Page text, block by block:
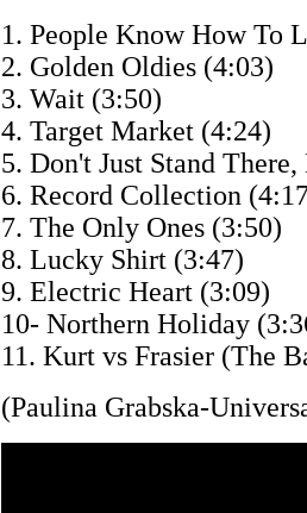
1. People Know How To
2. Golden Oldies (4:03)
3. Wait (3:50)
4. Target Market (4:24)
5. Don't Just Stand
6. Record Collection
7. The Only Ones (3:50)
8. Lucky Shirt (3:47)
9. Electric Heart (3:09)
10- Northern Holiday
11. Kurt vs Frasier (The
(Paulina Grabska-